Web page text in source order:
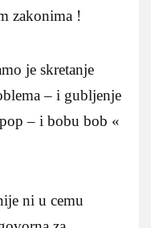
zakonima !
je skretanje
– i gubljenje
– i bobu bob «
ni u cemu